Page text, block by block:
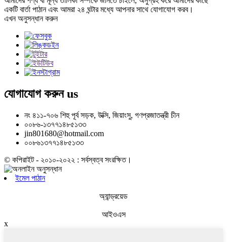
একটি বার্তা পাঠান এবং আমরা ২৪ ঘন্টার মধ্যে আপনার সাথে যোগাযোগ করব।
এখন অনুসন্ধান করুন
যোগাযোগ করুনus
নং ৪১১-৭০৬ শিহু পূর্ব সড়ক, উক্সি, জিয়াংসু, গণপ্রজাতন্ত্রী চীন
০০৮৬-১৩৭৭১৪৮৫১৩৩
jin801680@hotmail.com
০০৮৬১৩৭৭১৪৮৫১৩৩
© কপিরাইট - ২০১০-২০২২ : সর্বস্বত্ব সংরক্ষিত।
ইমেল পাঠান
অ্যান্ড্রয়েড
আইওএস
x